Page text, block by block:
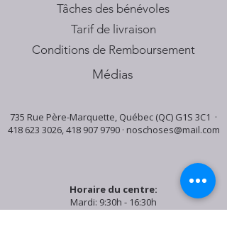
Tâches des bénévoles
Tarif de livraison
Conditions de Remboursement
Médias
735 Rue Père-Marquette, Québec (QC) G1S 3C1 ·
418 623 3026,418 907 9790· noschoses@mail.com
Horaire du centre:
Mardi: 9:30h - 16:30h